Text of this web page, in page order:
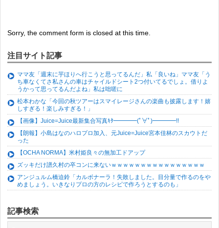
Sorry, the comment form is closed at this time.
注目サイト記事
ママ友「週末に芋ほりへ行こうと思ってるんだ」私「良いね」ママ友「う
ち車なくてさ私さんの車はチャイルドシート2つ付いてるでしょ。借りよ
うかって思ってるんだよね」私は咄嗟に
松本わかな「今回の秋ツアーはスマイレージさんの楽曲も披露します！嬉
しすぎる！楽しみすぎる！」
【画像】Juice=Juice最新集合写真ｷﾀ━━━━(ﾟ∀ﾟ)━━━━!!
【朗報】小島はなのハロプロ加入、元Juice=Juice宮本佳林のスカウトだ
った
【OCHA NORMA】米村姫良々の無加工ドアップ
ズッキだけ譜久村の卒コンに来ないｗｗｗｗｗｗｗｗｗｗｗｗｗｗｗｗ
アンジュルム橋迫鈴「カルボナーラ！失敗しました。目分量で作るのをや
めましょう。いきなりプロの方のレシピで作ろうとするのも」
記事検索